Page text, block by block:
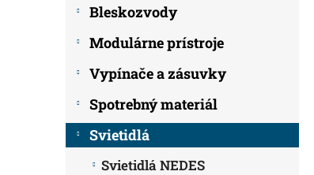
Bleskozvody
Modulárne prístroje
Vypínače a zásuvky
Spotrebný materiál
Svietidlá
Svietidlá NEDES